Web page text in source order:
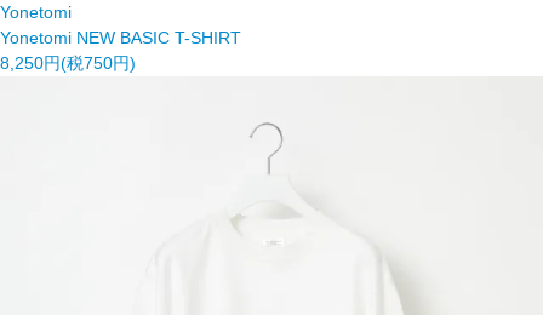
Yonetomi
Yonetomi NEW BASIC T-SHIRT
8,250円(税750円)